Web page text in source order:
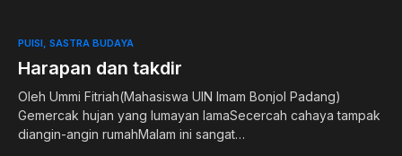
PUISI SASTRA BUDAYA
Harapan dan takdir
Oleh Ummi Fitriah(Mahasiswa UIN Imam Bonjol Padang)
Gemercak hujan yang lumayan lamaSecercah cahaya tampak
diangin-angin rumahMalam ini sangat…